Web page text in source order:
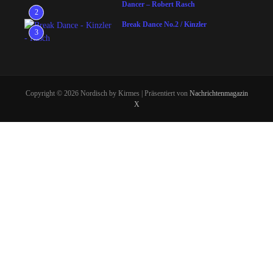
2
Dancer – Robert Rasch
3
Break Dance No.2 / Kinzler
Copyright © 2026 Nordisch by Kirmes | Präsentiert von Nachrichtenmagazin
X